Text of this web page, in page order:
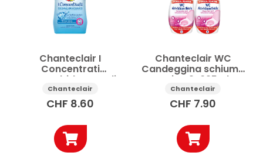
Chanteclair I
Concentrati
ammorbidente Sali
Marini e Fior di Lotto
1.8l
Chanteclair
CHF 8.60
Chanteclair WC
Candeggina schiuma
attiva 2x625ml
Chanteclair
CHF 7.90